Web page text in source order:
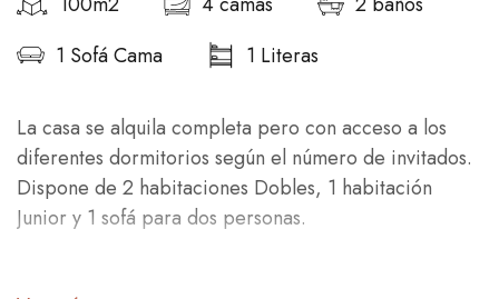
1 Sofá Cama
1 Literas
La casa se alquila completa pero con acceso a los
diferentes dormitorios según el número de invitados.
Dispone de 2 habitaciones Dobles, 1 habitación
Junior y 1 sofá para dos personas.